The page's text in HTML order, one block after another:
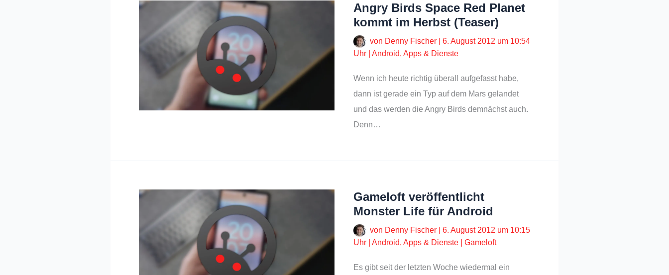
Angry Birds Space Red Planet
kommt im Herbst (Teaser)
von Denny Fischer
6. August 2012 um 10:54
Uhr
Android, Apps & Dienste
Wenn ich heute richtig überall aufgefasst habe,
dann ist gerade ein Typ auf dem Mars gelandet
und das werden die Angry Birds demnächst auch.
Denn…
Gameloft veröffentlicht
Monster Life für Android
von Denny Fischer
6. August 2012 um 10:15
Uhr
Android, Apps & Dienste Gameloft
Es gibt seit der letzten Woche wiedermal ein